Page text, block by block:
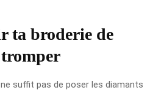
ta broderie de
suffit pas de poser les diamants